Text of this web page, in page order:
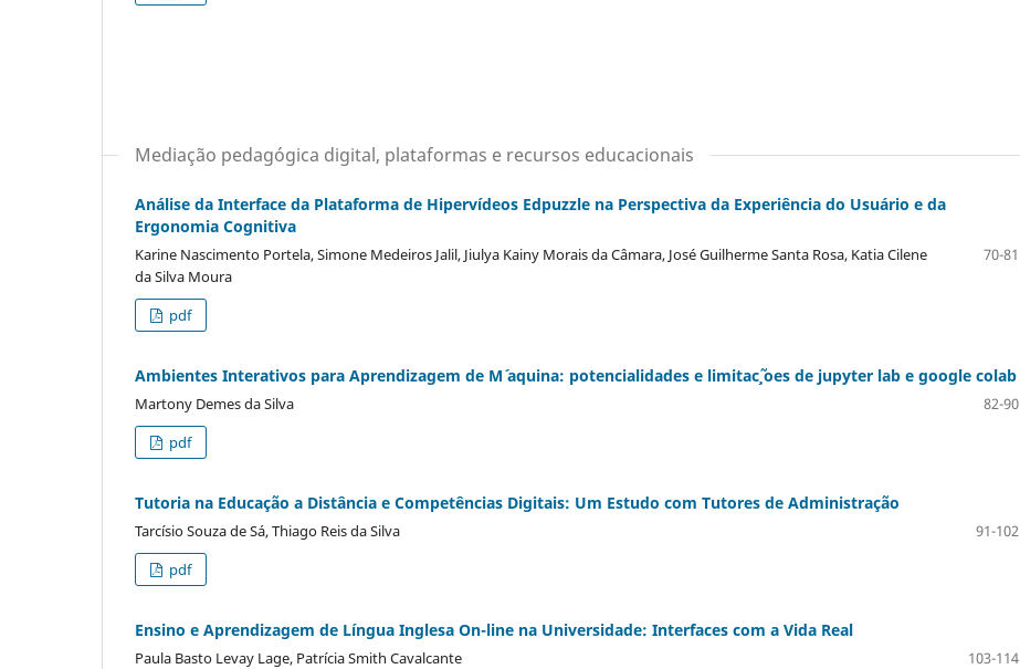
Mediação pedagógica digital, plataformas e recursos educacionais
Análise da Interface da Plataforma de Hipervídeos Edpuzzle na Perspectiva da Experiência do Usuário e da
Ergonomia Cognitiva
Karine Nascimento Portela, Simone Medeiros Jalil, Jiulya Kainy Morais da Câmara, José Guilherme Santa Rosa, Katia Cilene
da Silva Moura
70-81
pdf
Ambientes Interativos para Aprendizagem de M´ aquina: potencialidades e limitac¸˜ oes de jupyter lab e google colab
Martony Demes da Silva
82-90
pdf
Tutoria na Educação a Distância e Competências Digitais: Um Estudo com Tutores de Administração
Tarcísio Souza de Sá, Thiago Reis da Silva
91-102
pdf
Ensino e Aprendizagem de Língua Inglesa On-line na Universidade: Interfaces com a Vida Real
Paula Basto Levay Lage, Patrícia Smith Cavalcante
103-114